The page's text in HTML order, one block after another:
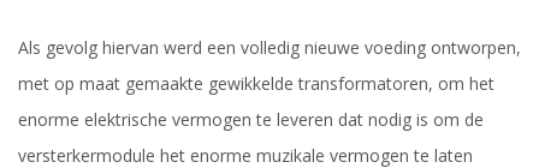
Als gevolg hiervan werd een volledig nieuwe voeding ontworpen,
met op maat gemaakte gewikkelde transformatoren, om het
enorme elektrische vermogen te leveren dat nodig is om de
versterkermodule het enorme muzikale vermogen te laten